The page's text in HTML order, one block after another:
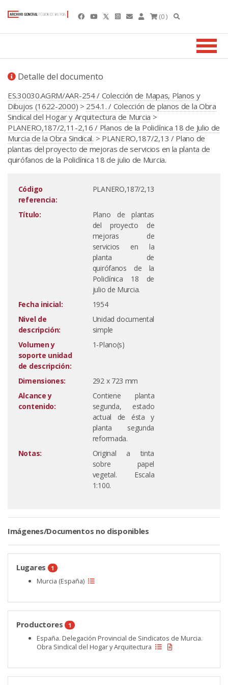
(0 )
Detalle del documento
ES.30030.AGRM/AAR-254 / Colección de Mapas, Planos y
Dibujos (1622-2000) > 254.1. / Colección de planos de la Obra
Sindical del Hogar y Arquitectura de Murcia >
PLANERO,187/2,11-2,16 / Planos de la Policlínica 18 de Julio de
Murcia de la Obra Sindical. > PLANERO,187/2,13 / Plano de
plantas del proyecto de mejoras de servicios en la planta de
quirófanos de la Policlínica 18 de julio de Murcia.
Código
referencia:
PLANERO,187/2,13
Título:
Plano de plantas
del proyecto de
mejoras de
servicios en la
planta de
quirófanos de la
Policlínica 18 de
julio de Murcia.
Fecha inicial:
1954
Nivel de
descripción:
Unidad documental
simple
Volumen y
soporte unidad
de descripción:
1-Plano(s)
Dimensiones:
292 x 723 mm
Alcance y
contenido:
Contiene planta
segunda, estado
actual de ésta y
planta segunda
reformada.
Notas:
Original a tinta
sobre papel
vegetal. Escala
1:100.
Imágenes/Documentos no disponibles
Lugares 1
Murcia (España)
Productores 1
España. Delegación Provincial de Sindicatos de Murcia.
Obra Sindical del Hogar y Arquitectura